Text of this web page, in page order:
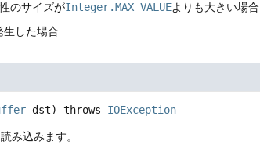
のサイズがInteger.MAX_VALUEよりも大きい場合
生した場合
dst) throws IOException
み込みます。